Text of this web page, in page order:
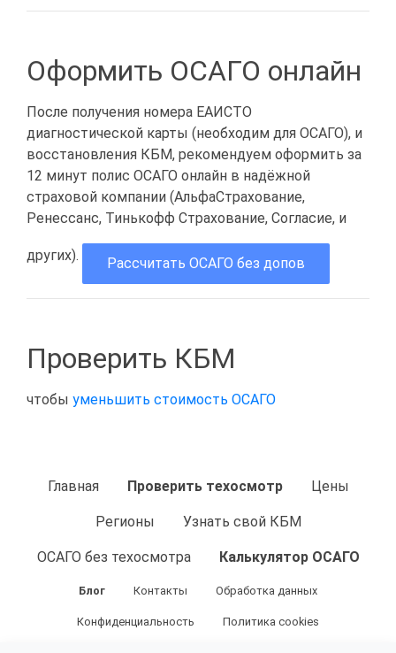
Оформить ОСАГО онлайн
После получения номера ЕАИСТО
диагностической карты (необходим для ОСАГО), и
восстановления КБМ, рекомендуем оформить за
12 минут полис ОСАГО онлайн в надёжной
страховой компании (АльфаСтрахование,
Ренессанс, Тинькофф Страхование, Согласие, и
других). Рассчитать ОСАГО без допов
Проверить КБМ
чтобы уменьшить стоимость ОСАГО
Главная Проверить техосмотр Цены
Регионы Узнать свой КБМ
ОСАГО без техосмотра Калькулятор ОСАГО
Блог Контакты Обработка данных
Конфиденциальность Политика cookies